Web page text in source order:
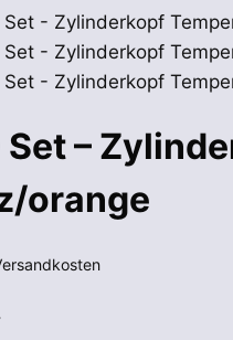
Set –
orange